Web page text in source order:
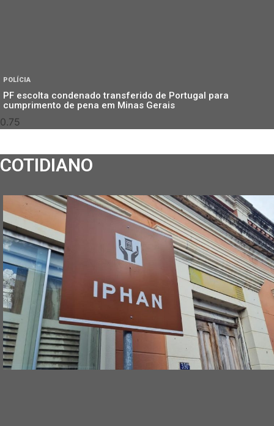
POLÍCIA
PF escolta condenado transferido de Portugal para
cumprimento de pena em Minas Gerais
COTIDIANO